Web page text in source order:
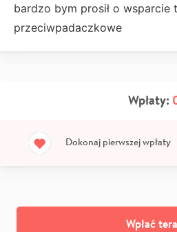
bardzo bym prosił o wsparcie
przeciwpadaczkowe
Wpłaty:
Dokonaj pierwszej wpłaty
Wpłać